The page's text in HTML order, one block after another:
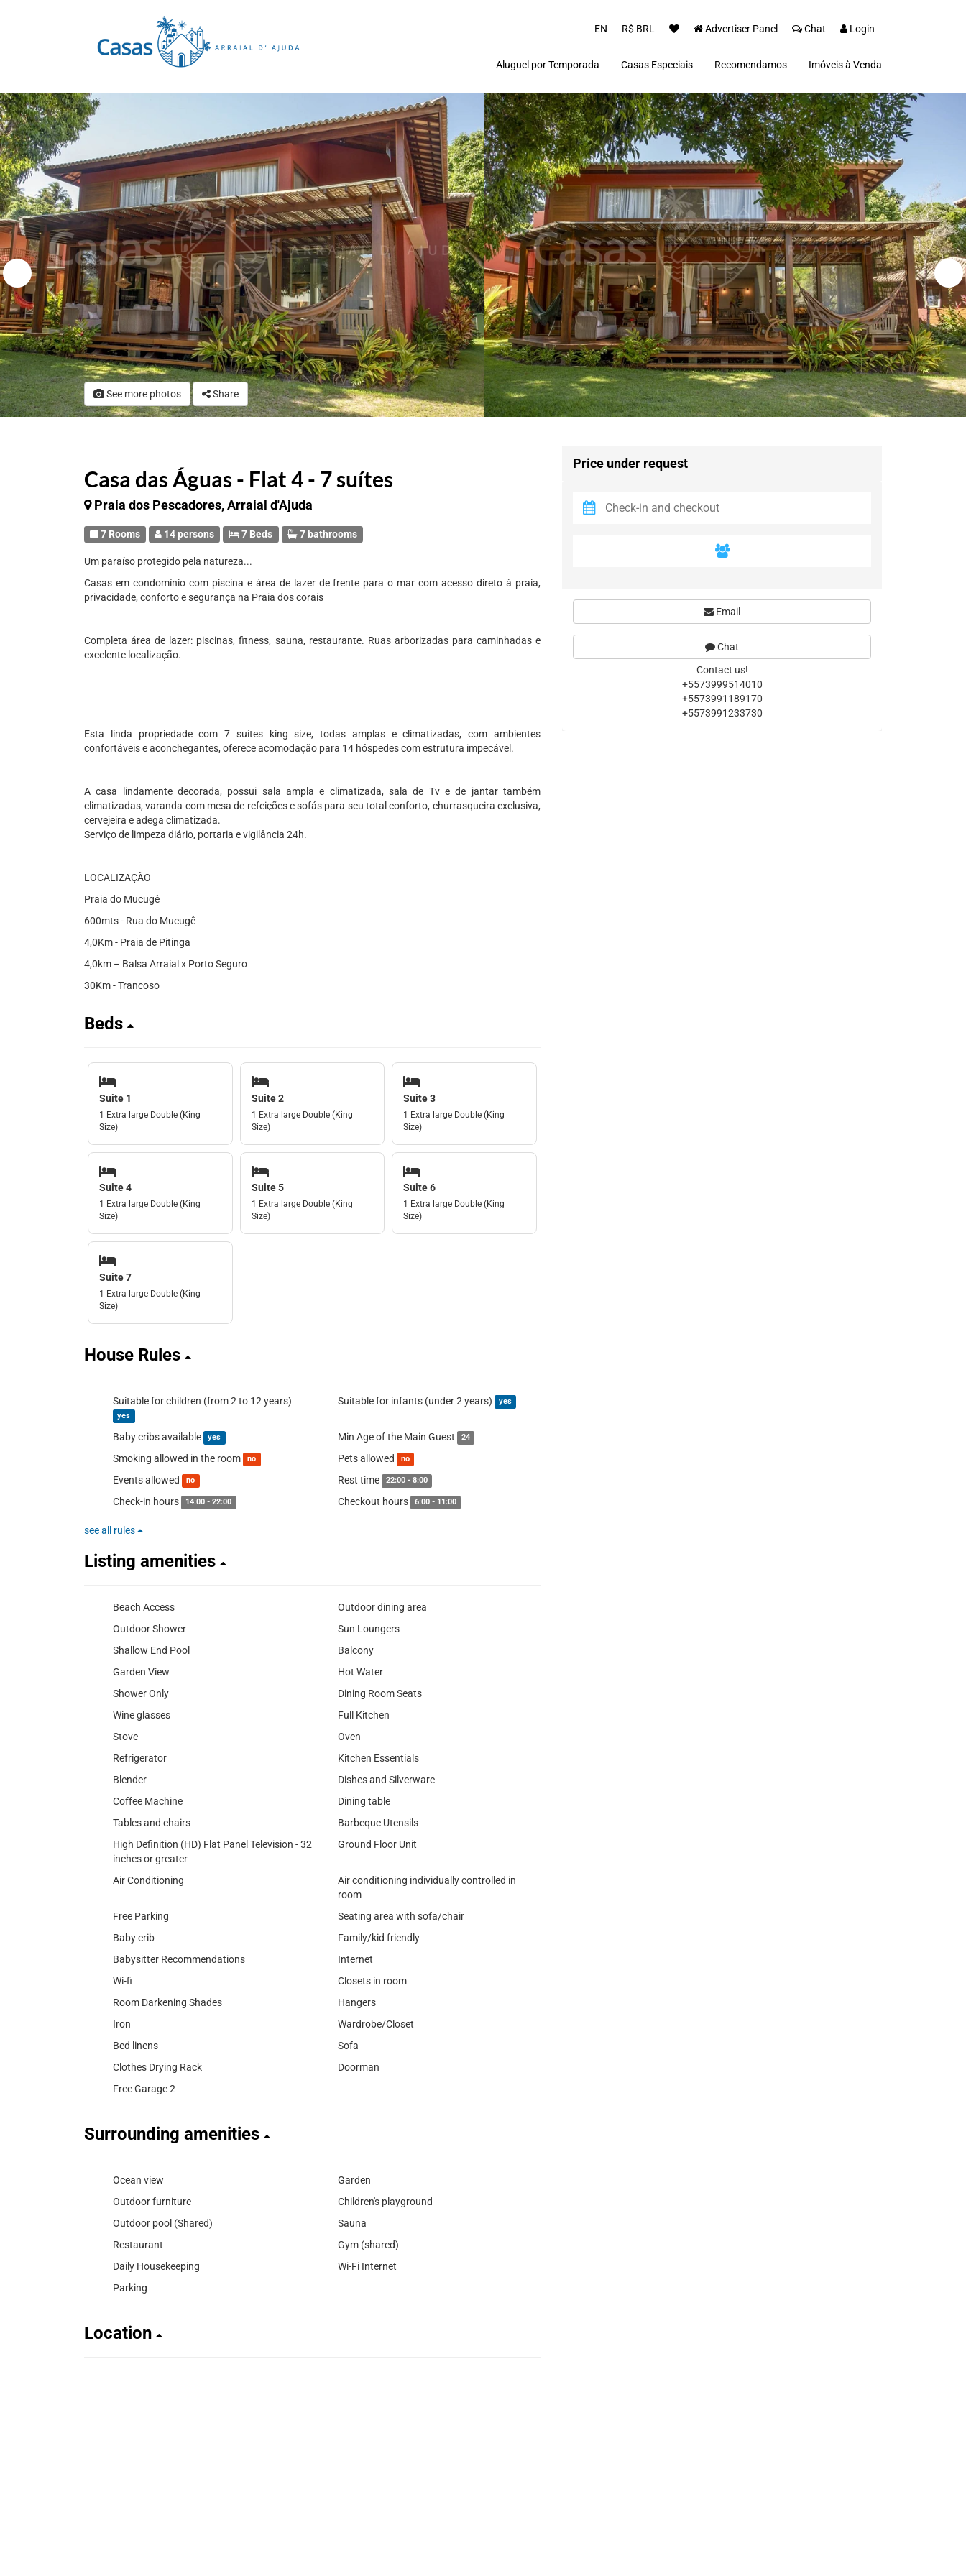
EN R$ BRL Advertiser Panel Chat Login
Aluguel por Temporada Casas Especiais
Praia do Espelho
Recomendamos Imóveis à Venda
See more photos Share
Casa das Águas - Flat 4 - 7 suítes
Praia dos Pescadores, Arraial d'Ajuda
7 Rooms 14 persons 7 Beds 7 bathrooms
Um paraíso protegido pela natureza...
Casas em condomínio com piscina e área de lazer de frente para o mar com acesso direto à praia,
privacidade, conforto e segurança na Praia dos corais
Completa área de lazer: piscinas, fitness, sauna, restaurante. Ruas arborizadas para caminhadas e
excelente localização.
Esta linda propriedade com 7 suítes king size, todas amplas e climatizadas, com ambientes
confortáveis e aconchegantes, oferece acomodação para 14 hóspedes com estrutura impecável.
A casa lindamente decorada, possui sala ampla e climatizada, sala de Tv e de jantar também
climatizadas, varanda com mesa de refeições e sofás para seu total conforto, churrasqueira exclusiva,
cervejeira e adega climatizada.
Serviço de limpeza diário, portaria e vigilância 24h.
LOCALIZAÇÃO
Praia do Mucugê
600mts - Rua do Mucugê
4,0Km - Praia de Pitinga
4,0km – Balsa Arraial x Porto Seguro
30Km - Trancoso
Beds
Suite 1
1 Extra large Double (King
Size)
Suite 2
1 Extra large Double (King
Size)
Suite 3
1 Extra large Double (King
Size)
Suite 4
1 Extra large Double (King
Size)
Suite 5
1 Extra large Double (King
Size)
Suite 6
1 Extra large Double (King
Size)
Suite 7
1 Extra large Double (King
Size)
House Rules
Suitable for children (from 2 to 12 years)
yes
Suitable for infants (under 2 years) yes
Baby cribs available yes Min Age of the Main Guest 24
Smoking allowed in the room no Pets allowed no
Events allowed no Rest time 22:00 - 8:00
Check-in hours 14:00 - 22:00 Checkout hours 6:00 - 11:00
see all rules
Listing amenities
Beach Access
Outdoor dining area
Outdoor Shower
Sun Loungers
Shallow End Pool
Balcony
Garden View
Hot Water
Shower Only
Dining Room Seats
Wine glasses
Full Kitchen
Stove
Oven
Refrigerator
Kitchen Essentials
Blender
Dishes and Silverware
Coffee Machine
Dining table
Tables and chairs
Barbeque Utensils
High Definition (HD) Flat Panel Television - 32
inches or greater
Ground Floor Unit
Air Conditioning
Air conditioning individually controlled in
room
Free Parking
Seating area with sofa/chair
Baby crib
Family/kid friendly
Babysitter Recommendations
Internet
Wi-fi
Closets in room
Room Darkening Shades
Hangers
Iron
Wardrobe/Closet
Bed linens
Sofa
Clothes Drying Rack
Doorman
Free Garage 2
Surrounding amenities
Ocean view
Garden
Outdoor furniture
Children's playground
Outdoor pool (Shared)
Sauna
Restaurant
Gym (shared)
Daily Housekeeping
Wi-Fi Internet
Parking
Location
Price under request
Email
Chat
Contact us!
+5573999514010
+5573991189170
+5573991233730